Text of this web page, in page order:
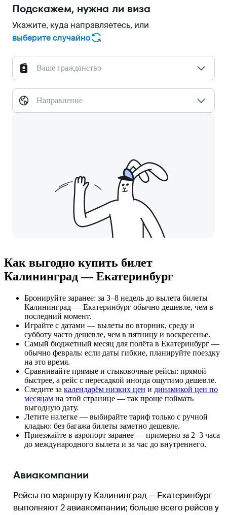
Подскажем, нужна ли виза
Укажите, куда направляетесь, или
выберите случайно
Ваше гражданство
Направление
Как выгодно купить билет
Калининград — Екатеринбург
Бронируйте заранее: за 3–8 недель до вылета билеты
Калининград — Екатеринбург обычно дешевле, чем в
последний момент.
Играйте с датами — вылеты во вторник, среду и
субботу часто дешевле, чем в пятницу и воскресенье.
Самый бюджетный месяц для полёта в Екатеринбург —
обычно февраль: если даты гибкие, планируйте поездку
на это время.
Сравнивайте прямые и стыковочные рейсы: прямой
быстрее, а рейс с пересадкой иногда ощутимо дешевле.
Следите за календарём низких цен и динамикой цен по
месяцам на этой странице — так проще поймать
выгодную дату.
Летите налегке — выбирайте тариф только с ручной
кладью: без багажа билеты заметно дешевле.
Приезжайте в аэропорт заранее — примерно за 2–3 часа
до международного вылета и за час до внутреннего.
Авиакомпании
Рейсы по маршруту Калининград — Екатеринбург
выполняют 2 авиакомпании; больше всего рейсов у